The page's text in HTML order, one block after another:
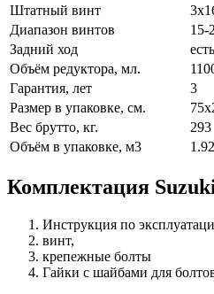
Штатный винт
Диапазон винтов
15-
Задний ход
есть
Объём редуктора, мл.
Гарантия, лет
3
Размер в упаковке, см.
Вес брутто, кг.
293
Объём в упаковке, м3
1.92
Комплектация
Инструкция по
винт,
крепежные болты
Гайки с шайбами для